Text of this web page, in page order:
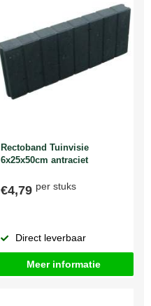
Rectoband Tuinvisie
6x25x50cm antraciet
€4,79 per stuks
Direct leverbaar
Meer informatie